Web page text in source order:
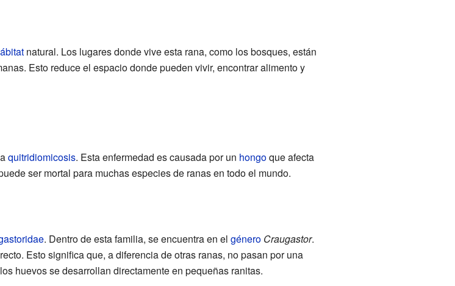
natural. Los lugares donde vive esta rana, como los bosques, están
Esto reduce el espacio donde pueden vivir, encontrar alimento y
quitridiomicosis. Esta enfermedad es causada por un hongoque afecta
ser mortal para muchas especies de ranas en todo el mundo.
. Dentro de esta familia, se encuentra en el género Craugastor.
Esto significa que, a diferencia de otras ranas, no pasan por una
huevos se desarrollan directamente en pequeñas ranitas.